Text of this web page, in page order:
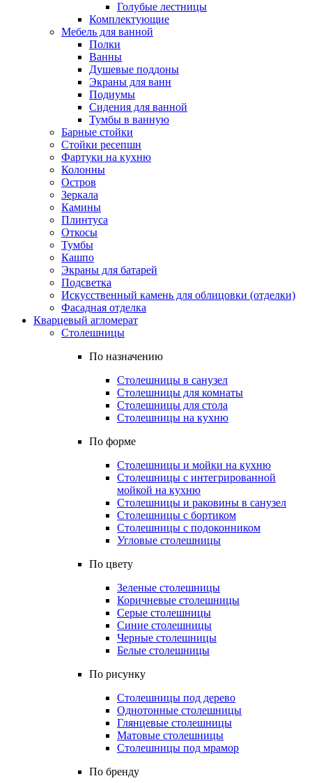
Голубые лестницы
Комплектующие
Мебель для ванной
Полки
Ванны
Душевые поддоны
Экраны для ванн
Подиумы
Сидения для ванной
Тумбы в ванную
Барные стойки
Стойки ресепшн
Фартуки на кухню
Колонны
Остров
Зеркала
Камины
Плинтуса
Откосы
Тумбы
Кашпо
Экраны для батарей
Подсветка
Искусственный камень для облицовки (отделки)
Фасадная отделка
Кварцевый агломерат
Столешницы
По назначению
Столешницы в санузел
Столешницы для комнаты
Столешницы для стола
Столешницы на кухню
По форме
Столешницы и мойки на кухню
Столешницы с интегрированной
мойкой на кухню
Столешницы и раковины в санузел
Столешницы с бортиком
Столешницы с подоконником
Угловые столешницы
По цвету
Зеленые столешницы
Коричневые столешницы
Серые столешницы
Синие столешницы
Черные столешницы
Белые столешницы
По рисунку
Столешницы под дерево
Однотонные столешницы
Глянцевые столешницы
Матовые столешницы
Столешницы под мрамор
По бренду